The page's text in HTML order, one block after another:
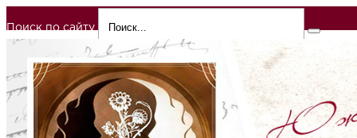
Поиск по сайту